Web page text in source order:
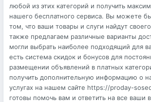
любой из этих категорий и получить
нашего бесплатного сервиса. Вы можете
том, что ваши товары и слуги найдут
также предлагаем различные варианты
могли выбрать наиболее подходящий для
есть система скидок и бонусов для
размещении объявлений в платных
получить дополнительную информацию о
услугах на нашем сайте https://proday-
готовы помочь вам и ответить на все ваши